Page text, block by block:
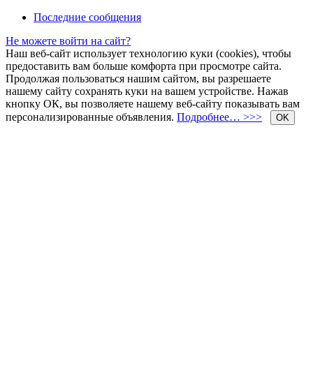
Последние сообщения
Не можете войти на сайт?
Наш веб-сайт использует технологию куки (cookies), чтобы
предоставить вам больше комфорта при просмотре сайта.
Продолжая пользоваться нашим сайтом, вы разрешаете
нашему сайту сохранять куки на вашем устройстве. Нажав
кнопку ОК, вы позволяете нашему веб-сайту показывать вам
персонализированные объявления. Подробнее… >>> OK